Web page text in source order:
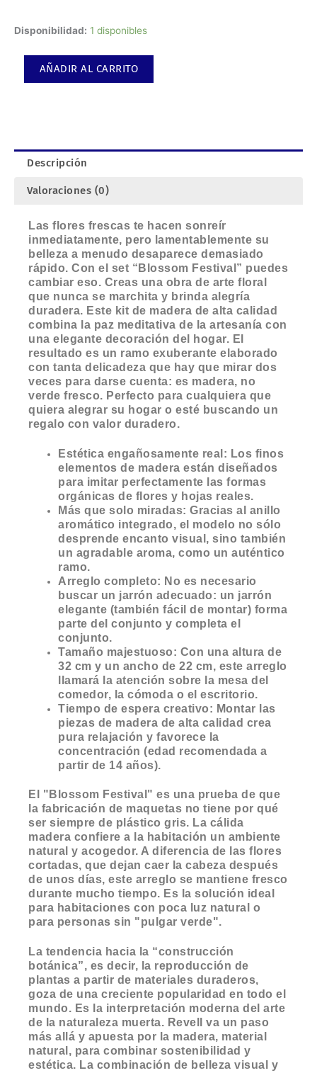
Disponibilidad: 1 disponibles
Flowers
Festival.
AÑADIR AL CARRITO
Descripción
Valoraciones (0)
Las flores frescas te hacen sonreír
inmediatamente, pero lamentablemente su
belleza a menudo desaparece demasiado
rápido. Con el set “Blossom Festival” puedes
cambiar eso. Creas una obra de arte floral
que nunca se marchita y brinda alegría
duradera. Este kit de madera de alta calidad
combina la paz meditativa de la artesanía con
una elegante decoración del hogar. El
resultado es un ramo exuberante elaborado
con tanta delicadeza que hay que mirar dos
veces para darse cuenta: es madera, no
verde fresco. Perfecto para cualquiera que
quiera alegrar su hogar o esté buscando un
regalo con valor duradero.
Estética engañosamente real: Los finos
elementos de madera están diseñados
para imitar perfectamente las formas
orgánicas de flores y hojas reales.
Más que solo miradas: Gracias al anillo
aromático integrado, el modelo no sólo
desprende encanto visual, sino también
un agradable aroma, como un auténtico
ramo.
Arreglo completo: No es necesario
buscar un jarrón adecuado: un jarrón
elegante (también fácil de montar) forma
parte del conjunto y completa el
conjunto.
Tamaño majestuoso: Con una altura de
32 cm y un ancho de 22 cm, este arreglo
llamará la atención sobre la mesa del
comedor, la cómoda o el escritorio.
Tiempo de espera creativo: Montar las
piezas de madera de alta calidad crea
pura relajación y favorece la
concentración (edad recomendada a
partir de 14 años).
El "Blossom Festival" es una prueba de que
la fabricación de maquetas no tiene por qué
ser siempre de plástico gris. La cálida
madera confiere a la habitación un ambiente
natural y acogedor. A diferencia de las flores
cortadas, que dejan caer la cabeza después
de unos días, este arreglo se mantiene fresco
durante mucho tiempo. Es la solución ideal
para habitaciones con poca luz natural o
para personas sin "pulgar verde".
La tendencia hacia la “construcción
botánica”, es decir, la reproducción de
plantas a partir de materiales duraderos,
goza de una creciente popularidad en todo el
mundo. Es la interpretación moderna del arte
de la naturaleza muerta. Revell va un paso
más allá y apuesta por la madera, material
natural, para combinar sostenibilidad y
estética. La combinación de belleza visual y